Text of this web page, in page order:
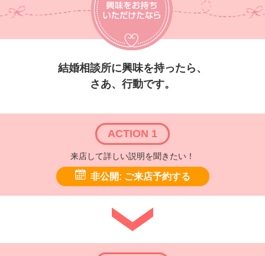
結婚相談所に興味を持ったら、
さあ、行動です。
ACTION 1
来店して詳しい説明を聞きたい！
非公開: ご来店予約する